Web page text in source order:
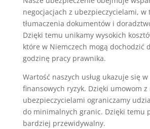
negocjacjach z ubezpieczycielami, w
tłumaczenia dokumentów i
Dzięki temu unikamy wysokich
które w Niemczech mogą dochodzić
godzinę pracy prawnika.
Wartość naszych usług ukazuje się
finansowych ryzyk. Dzięki umowom
ubezpieczycielami ograniczamy
do minimalnych granic. Dzięki temu
bardziej przewidywalny.